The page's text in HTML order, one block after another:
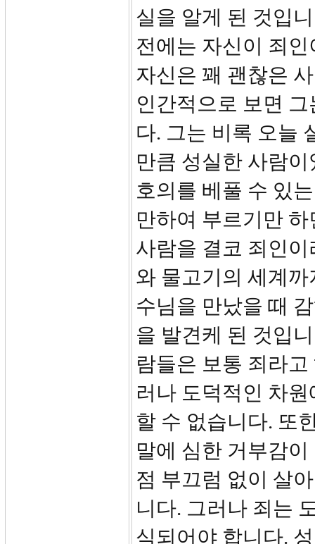
실을 알게 된 것입
전에는 자신이 죄
자신은 꽤 괜찮은
인간적으로 보면
다. 그는 비록 오늘
만큼 성실한 사람
호의를 베풀 수 있
만하여 부르기만
사람을 결코 죄인
와 물고기의 세계
수님을 만났을 때
을 발견케 된 것입
람들은 보통 죄라
러나 도덕적인 차
할 수 없습니다. 또
말에 심한 거부감
점 부끄럼 없이 살
니다. 그러나 죄는
식되어야 합니다.